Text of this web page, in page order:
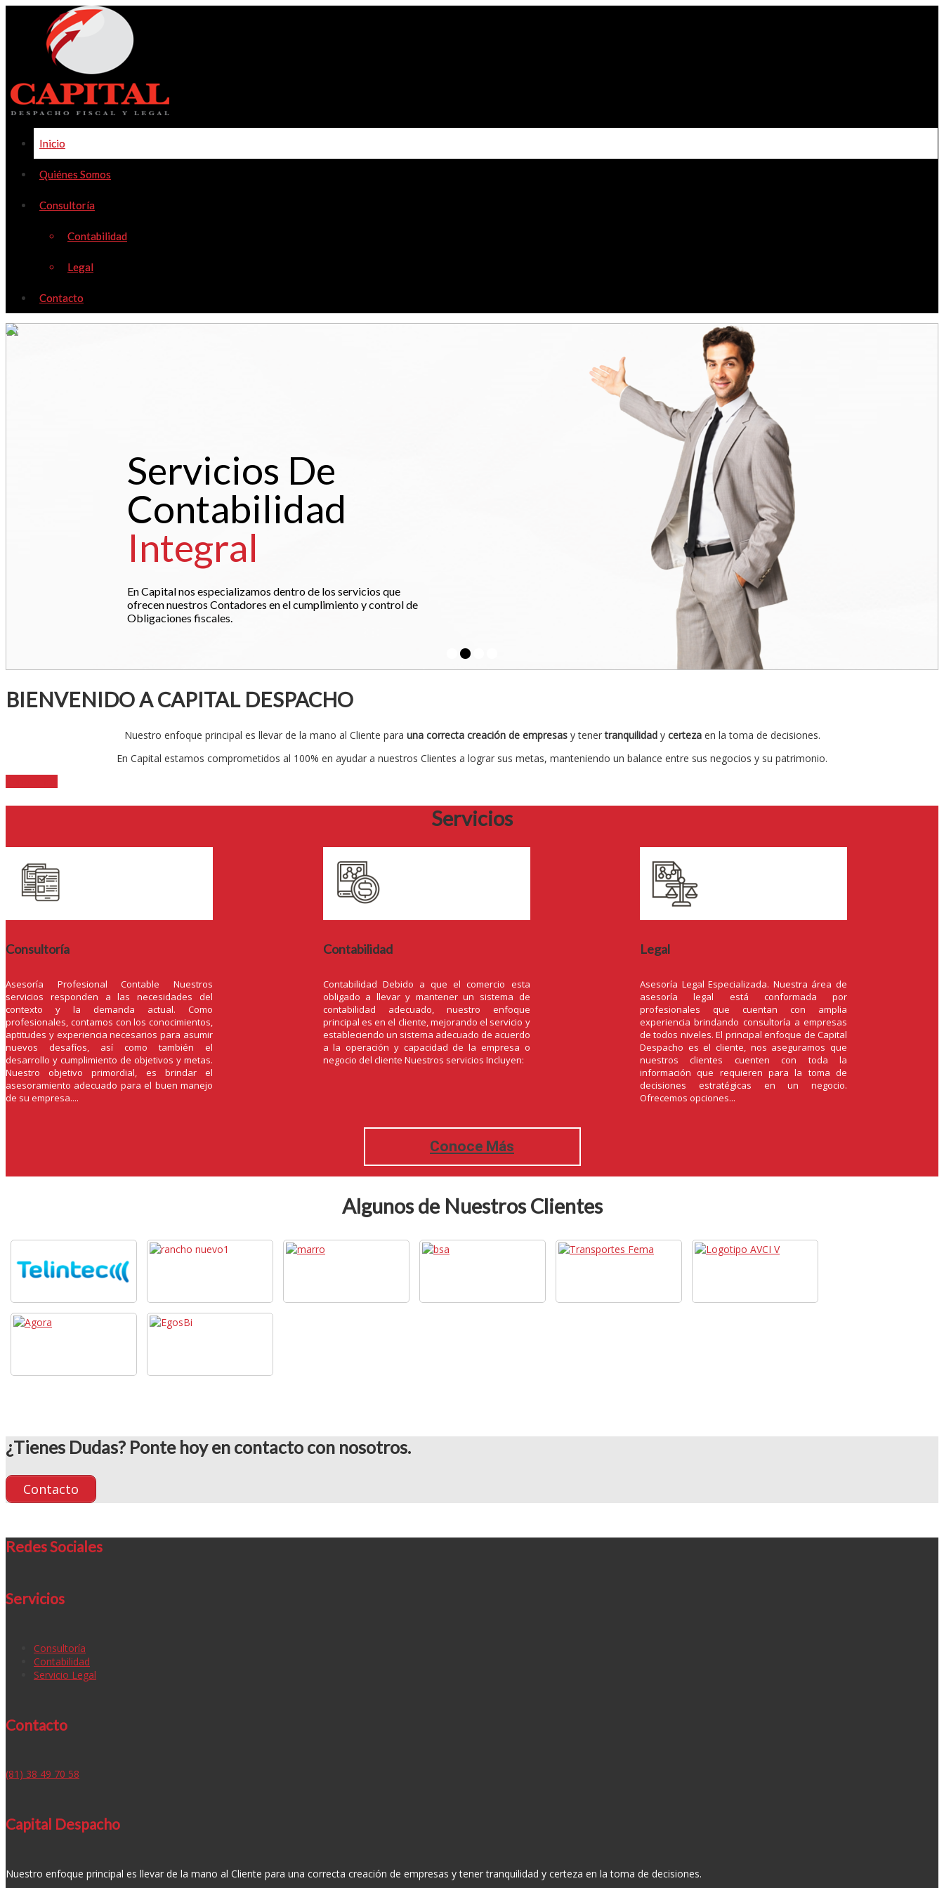
Inicio
Quiénes Somos
Consultoría
Contabilidad
Legal
Contacto
Servicios De
Contabilidad
Integral
En Capital nos especializamos dentro de los servicios que
ofrecen nuestros Contadores en el cumplimiento y control de
Obligaciones fiscales.
BIENVENIDO A CAPITAL DESPACHO
Nuestro enfoque principal es llevar de la mano al Cliente para una correcta creación de empresasy tenertranquilidady certezaen la toma de decisiones.
En Capital estamos comprometidos al 100% en ayudar a nuestros Clientes a lograr sus metas, manteniendo un balance entre sus negocios y su patrimonio.
Servicios
Consultoría
Asesoría Profesional Contable Nuestros
servicios responden a las necesidades del
contexto y la demanda actual. Como
profesionales, contamos con los conocimientos,
aptitudes y experiencia necesarios para asumir
nuevos desafíos, así como también el
desarrollo y cumplimiento de objetivos y metas.
Nuestro objetivo primordial, es brindar el
asesoramiento adecuado para el buen manejo
de su empresa....
Contabilidad
Contabilidad Debido a que el comercio esta
obligado a llevar y mantener un sistema de
contabilidad adecuado, nuestro enfoque
principal es en el cliente, mejorando el servicio y
estableciendo un sistema adecuado de acuerdo
a la operación y capacidad de la empresa o
negocio del cliente Nuestros servicios Incluyen:
Legal
Asesoría Legal Especializada. Nuestra área de
asesoría legal está conformada por
profesionales que cuentan con amplia
experiencia brindando consultoría a empresas
de todos niveles. El principal enfoque de Capital
Despacho es el cliente, nos aseguramos que
nuestros clientes cuenten con toda la
información que requieren para la toma de
decisiones estratégicas en un negocio.
Ofrecemos opciones...
Conoce Más
Algunos de Nuestros Clientes
¿Tienes Dudas? Ponte hoy en contacto con nosotros.
Contacto
Redes Sociales
Servicios
Consultoría
Contabilidad
Servicio Legal
Contacto
(81) 38 49 70 58
Capital Despacho
Nuestro enfoque principal es llevar de la mano al Cliente para una correcta creación de empresas y tener tranquilidad y certeza en la toma de decisiones.